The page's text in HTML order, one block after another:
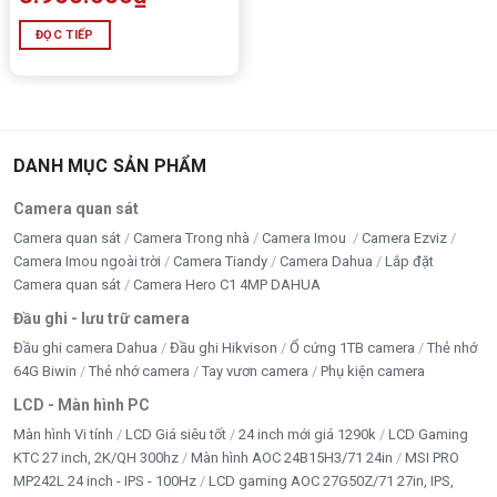
Dell S2721QS 27 inch 4K UHD IPS
Kích thước màn hình
27 inch (3840 x 2160)
Tấm nền
IPS, chống chói phủ cứng 3H
Độ sáng
350 cd/m²
Độ tương phản tĩnh
1300:1
Góc nhìn
Thời gian đáp ứng
4ms (GTG Extreme)
Màu hiển thị
1.07 tỷ màu, 99% sRGB
ĐỌC TIẾP
DANH MỤC SẢN PHẨM
Camera quan sát
Camera quan sát Camera Trong nhà Camera Imou
Camera Ezviz
Camera Imou ngoài trời
Camera Tiandy Camera Dahua
Lắp đặt
Camera quan sát
Camera Hero C1 4MP DAHUA
Đầu ghi - lưu trữ camera
Đầu ghi camera Dahua Đầu ghi Hikvison Ổ cứng 1TB camera
Thẻ nhớ
64G Biwin
Thẻ nhớ camera Tay vươn camera Phụ kiện camera
LCD - Màn hình PC
Màn hình Vi tính LCD Giá siêu tốt 24 inch mới giá 1290k
LCD Gaming
KTC 27 inch, 2K/QH 300hz
Màn hình AOC 24B15H3/71 24in
MSI PRO
MP242L 24 inch - IPS - 100Hz
LCD gaming AOC 27G50Z/71 27in, IPS,